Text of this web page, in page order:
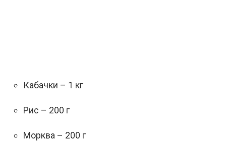
Кабачки – 1 кг
Рис – 200 г
Морква – 200 г